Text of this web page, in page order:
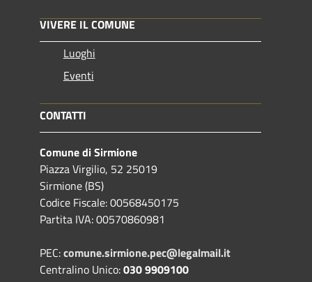
VIVERE IL COMUNE
Luoghi
Eventi
CONTATTI
Comune di Sirmione
Piazza Virgilio, 52 25019
Sirmione (BS)
Codice Fiscale: 00568450175
Partita IVA: 00570860981
PEC:comune.sirmione.pec@legalmail.it
Centralino Unico:030 9909100